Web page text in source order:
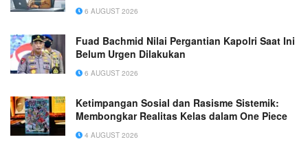
6 AUGUST 2026
Fuad Bachmid Nilai Pergantian Kapolri Saat Ini
Belum Urgen Dilakukan
6 AUGUST 2026
Ketimpangan Sosial dan Rasisme Sistemik:
Membongkar Realitas Kelas dalam One Piece
4 AUGUST 2026